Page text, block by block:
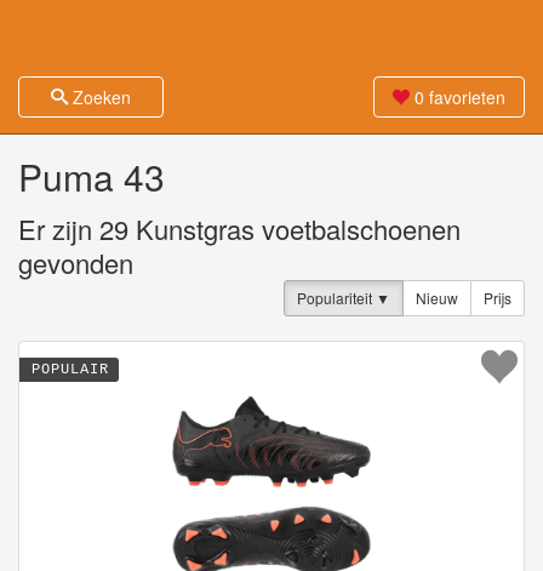
0 favorieten
Zoeken
Puma 43
Er zijn 29 Kunstgras voetbalschoenen
gevonden
Populariteit Nieuw Prijs
POPULAIR